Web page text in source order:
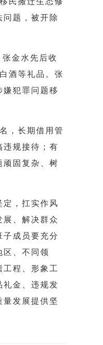
题，被开除
金水先后收
酒等礼品。张
犯罪问题移
，长期借用管
违规接待；有
顽固复杂、树
定，扛实作风
、解决群众
子成员要充分
、不同领
程、形象工
礼金、违规发
发展提供坚